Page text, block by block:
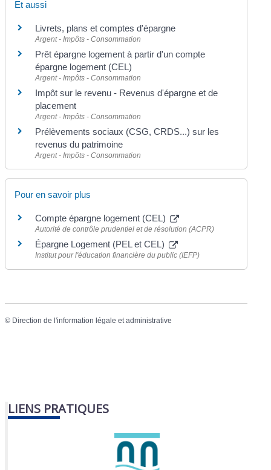
Et aussi
Livrets, plans et comptes d'épargne
Argent - Impôts - Consommation
Prêt épargne logement à partir d'un compte
épargne logement (CEL)
Argent - Impôts - Consommation
Impôt sur le revenu - Revenus d'épargne et de
placement
Argent - Impôts - Consommation
Prélèvements sociaux (CSG, CRDS...) sur les
revenus du patrimoine
Argent - Impôts - Consommation
Pour en savoir plus
Compte épargne logement (CEL)
Autorité de contrôle prudentiel et de résolution (ACPR)
Épargne Logement (PEL et CEL)
Institut pour l'éducation financière du public (IEFP)
© Direction de l'information légale et administrative
LIENS PRATIQUES